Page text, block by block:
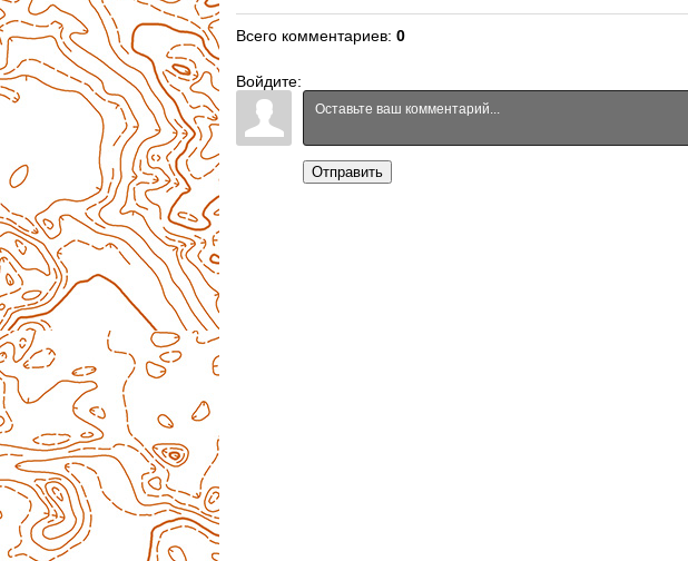
Всего комментариев: 0
Войдите:
Отправить